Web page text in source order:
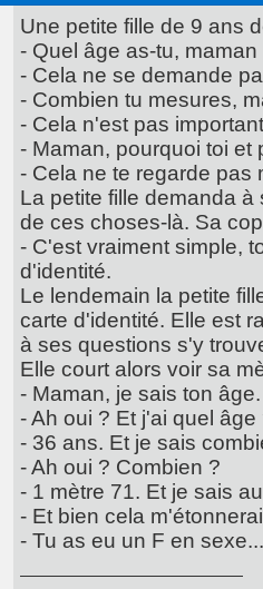
Une petite fille de 9 ans
- Quel âge as-tu, maman
- Cela ne se demande
- Combien tu mesures,
- Cela n'est pas
- Maman, pourquoi toi et
- Cela ne te regarde pas
La petite fille demanda
de ces choses-là. Sa
- C'est vraiment simple,
d'identité.
Le lendemain la petite
carte d'identité. Elle est
à ses questions s'y
Elle court alors voir sa
- Maman, je sais ton âge.
- Ah oui ? Et j'ai quel âge
- 36 ans. Et je sais
- Ah oui ? Combien ?
- 1 mètre 71. Et je sais
- Et bien cela
- Tu as eu un F en